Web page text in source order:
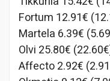
Fortum 12.91€
Martela 6.39€
Olvi 25.80€
Affecto 2.92€